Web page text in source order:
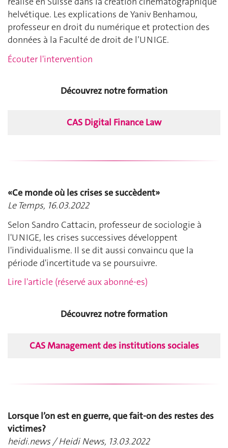
helvétique. Les explications de Yaniv Benhamou,
professeur en droit du numérique et protection des
données à la Faculté de droit de l’UNIGE.
Écouter l'intervention
Découvrez notre formation
CAS Digital Finance Law
«Ce monde où les crises se succèdent»
Le Temps, 16.03.2022
Selon Sandro Cattacin, professeur de sociologie à
l'UNIGE, les crises successives développent
l'individualisme. Il se dit aussi convaincu que la
période d'incertitude va se poursuivre.
Lire l'article (réservé aux abonné-es)
Découvrez notre formation
CAS Management des institutions sociales
Lorsque l’on est en guerre, que fait-on des restes des
victimes?
heidi.news / Heidi News, 13.03.2022